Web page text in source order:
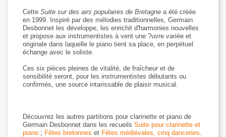
Cette Suite sur des airs populaires de Bretagne a été créée
en 1999. Inspiré par des mélodies traditionnelles, Germain
Desbonnet les développe, les enrichit d'harmonies nouvelles
et propose aux instrumentistes à vent une ?uvre variée et
originale dans laquelle le piano tient sa place, en perpétuel
échange avec le soliste.
Ces six pièces pleines de vitalité, de fraîcheur et de
sensibilité seront, pour les instrumentistes débutants ou
confirmés, une source intarissable de plaisir musical.
Découvrez les autres partitions pour clarinette et piano de
Germain Desbonnet dans les recueils Suite pour clarinette et
piano ; Fêtes bretonnes et Fêtes médiévales, cinq danceries